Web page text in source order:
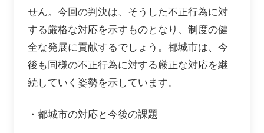
せん。今回の判決は、そうした不正行為に対
する厳格な対応を示すものとなり、制度の健
全な発展に貢献するでしょう。都城市は、今
後も同様の不正行為に対する厳正な対応を継
続していく姿勢を示しています。
・都城市の対応と今後の課題